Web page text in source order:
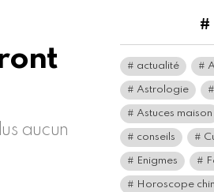
aucun
#
actualité
Astrologie
Astuces maison
conseils
Enigmes
Horoscope